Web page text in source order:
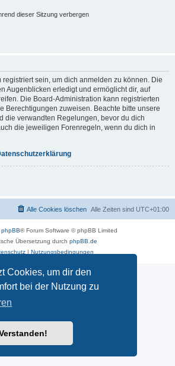
Cookies, um dir den
bei der Nutzung zu
dieser Sitzung verbergen
registriert sein, um dich anmelden zu können. Die
Augenblicken erledigt und ermöglicht dir, auf
Die Board-Administration kann registrierten
Berechtigungen zuweisen. Beachte bitte unsere
die verwandten Regelungen, bevor du dich
die jeweiligen Forenregeln, wenn du dich in
Alle Zeiten sind UTC+01:00
Alle Cookies löschen
phpBB® Forum Software © phpBB Limited
Übersetzung durch phpBB.de
| Nutzungsbedingungen